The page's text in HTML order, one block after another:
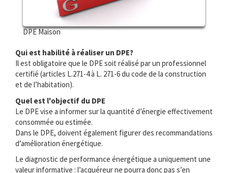
DPE Maison
Qui est habilité à réaliser un DPE?
Il est obligatoire que le DPE soit réalisé par un professionnel
certifié (articles L.271-4 à L. 271-6 du code de la construction
et de l’habitation).
Quel est l'objectif du DPE
Le DPE vise a informer sur la quantité d’énergie effectivement
consommée ou estimée.
Dans le DPE, doivent également figurer des recommandations
d’amélioration énergétique.
Le diagnostic de performance énergétique a uniquement une
valeur informative : l’acquéreur ne pourra donc pas s’en